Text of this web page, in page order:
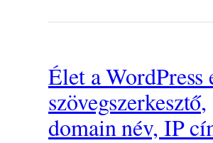
Élet a WordPress
szövegszerkesztő,
domain név, IP